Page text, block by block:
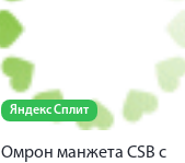
Яндекс Сплит
Омрон манжета CSB с